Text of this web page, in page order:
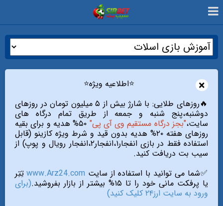
×
⭐️اطلاعیه ویژه⭐️
🔥روزهای طلایی: با شارژ بیش از ۵ میلیون تومان در روزهای
دوشنبه،پنج شنبه و جمعه از طریق تمام درگاه های
سایت،"بجز درگاه مستقیم وی آی پی"
۵۰% هدیه و برای بقیه
روزهای هفته ۲۰% هدیه بدون قید و شرط ویژه کازینو (قابل
استفاده فقط در بازی انفجار۱،انفجار۲،انفجار رویال و پوپ) از
سیب بت دریافت کنید.
✅شما می توانید با استفاده از سایت www.Arz24.com تِتِر
یا پرفکت مانی خود را تا ۱۵% بیشتر از بازار بفروشید.
(برای
ورود به سایت ارز۲۴ کلیک کنید)